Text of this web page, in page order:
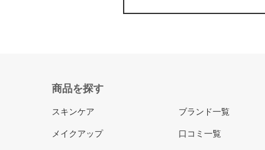
商品を探す
スキンケア
メイクアップ
ブランド一覧
口コミ一覧